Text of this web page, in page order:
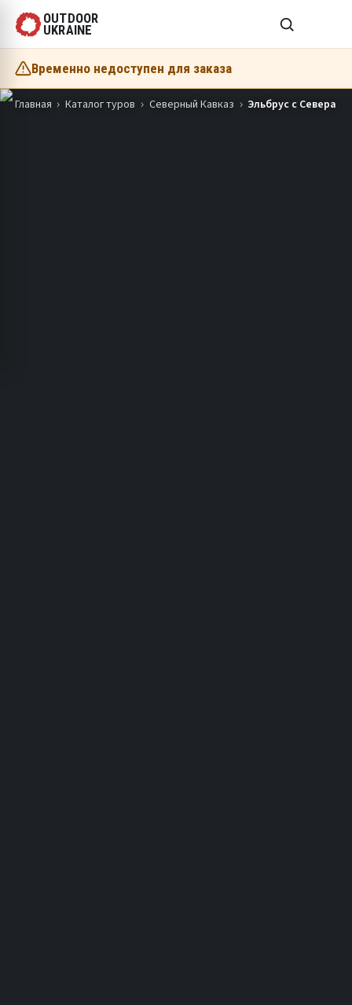
OUTDOOR
UKRAINE
Временно недоступен для заказа
Главная Каталог туров Северный Кавказ Эльбрус с Севера